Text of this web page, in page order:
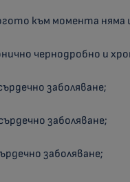
към момента
чернодробно и
заболяване;
заболяване;
заболяване;